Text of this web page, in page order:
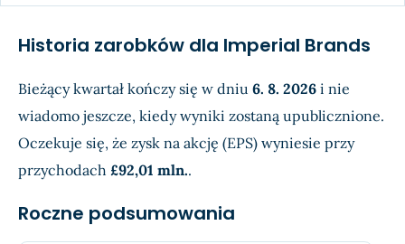
Historia zarobków dla Imperial Brands
Bieżący kwartał kończy się w dniu 6. 8. 2026 i nie
wiadomo jeszcze, kiedy wyniki zostaną upublicznione.
Oczekuje się, że zysk na akcję (EPS) wyniesie przy
przychodach £92,01 mln..
Roczne podsumowania